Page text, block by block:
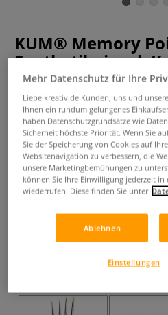
KUM® Memory
Synthetikpinsel,
Synthetikpinsel in
hoher Farbaufnahme und
Handgefertigt in Deutschland.
Mehr Datenschutz für Ihre
Liebe kreativ.de Kunden, uns und
Ihnen ein rundum gelungenes
haben Datenschutzgrundsätze wie
Sicherheit höchste Priorität. Wenn Sie
Sie der Speicherung von Cookies auf
Websitenavigation zu verbessern, die
unsere Marketingbemühungen zu
können Sie Ihre Einwilligung jederzeit
wiederrufen. Diese finden Sie unter
Ablehnen
Einstellungen